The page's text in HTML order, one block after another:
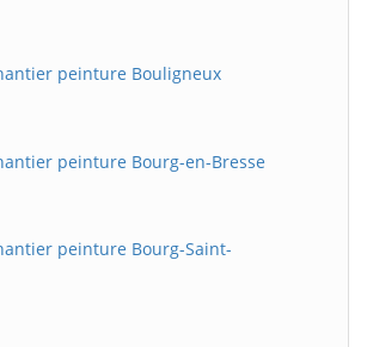
peinture Bouligneux
peinture Bourg-en-Bresse
peinture Bourg-Saint-